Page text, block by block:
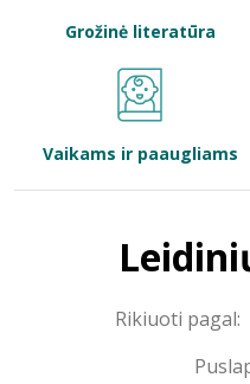
Bibliotekoms
Grožinė literatūra
Vaikams ir paaugliams
Rikiuoti pagal: